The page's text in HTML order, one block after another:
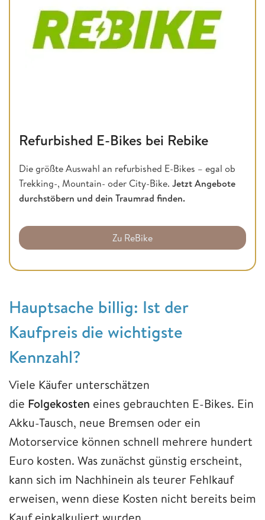
Refurbished E-Bikes bei Rebike
Die größte Auswahl an refurbished E-Bikes – egal ob
Trekking-, Mountain- oder City-Bike. Jetzt Angebote
durchstöbern und dein Traumrad finden.
Zu ReBike
Hauptsache billig: Ist der
Kaufpreis die wichtigste
Kennzahl?
Viele Käufer unterschätzen
die Folgekosten eines gebrauchten E-Bikes. Ein
Akku-Tausch, neue Bremsen oder ein
Motorservice können schnell mehrere hundert
Euro kosten. Was zunächst günstig erscheint,
kann sich im Nachhinein als teurer Fehlkauf
erweisen, wenn diese Kosten nicht bereits beim